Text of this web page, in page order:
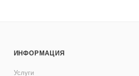
ИНФОРМАЦИЯ
Услуги